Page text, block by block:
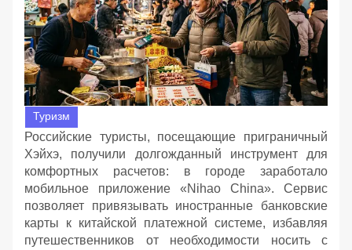
Туризм
Российские туристы, посещающие приграничный
Хэйхэ, получили долгожданный инструмент для
комфортных расчетов: в городе заработало
мобильное приложение «Nihao China». Сервис
позволяет привязывать иностранные банковские
карты к китайской платежной системе, избавляя
путешественников от необходимости носить с